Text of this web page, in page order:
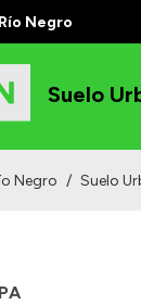
Negro
Suelo
Negro / Suelo